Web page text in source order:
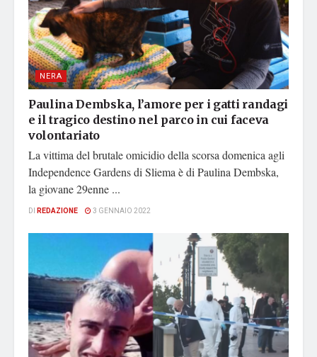
NERA
Paulina Dembska, l’amore per i gatti randagi
e il tragico destino nel parco in cui faceva
volontariato
La vittima del brutale omicidio della scorsa domenica agli
Independence Gardens di Sliema è di Paulina Dembska,
la giovane 29enne ...
DI REDAZIONE 3 GENNAIO 2022